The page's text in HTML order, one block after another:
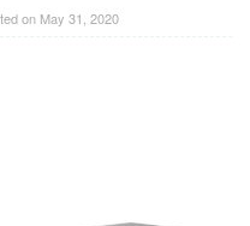
on May 31, 2020